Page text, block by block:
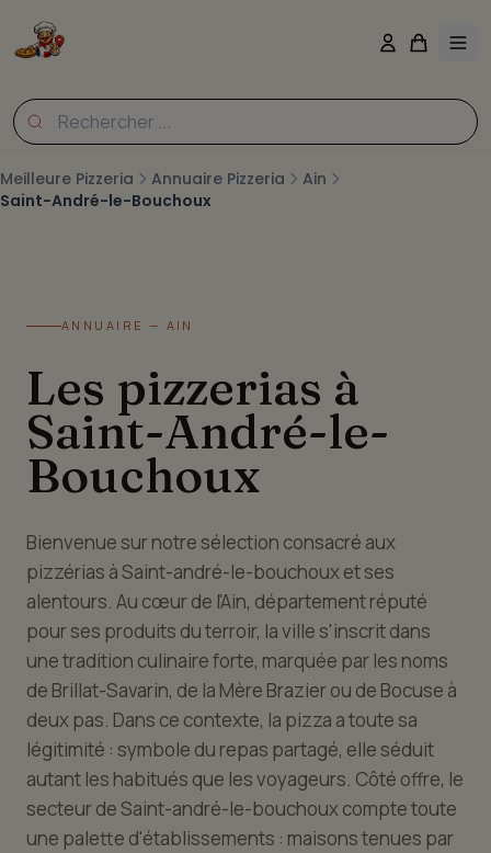
Meilleure Pizzeria Annuaire Pizzeria
Ain
Saint-André-le-Bouchoux
ANNUAIRE — AIN
Les pizzerias à
Saint-André-le-
Bouchoux
Bienvenue sur notre sélection consacré aux
pizzérias à Saint-andré-le-bouchoux et ses
alentours. Au cœur de l'Ain, département réputé
pour ses produits du terroir, la ville s'inscrit dans
une tradition culinaire forte, marquée par les noms
de Brillat-Savarin, de la Mère Brazier ou de Bocuse à
deux pas. Dans ce contexte, la pizza a toute sa
légitimité : symbole du repas partagé, elle séduit
autant les habitués que les voyageurs. Côté offre, le
secteur de Saint-andré-le-bouchoux compte toute
une palette d'établissements : maisons tenues par